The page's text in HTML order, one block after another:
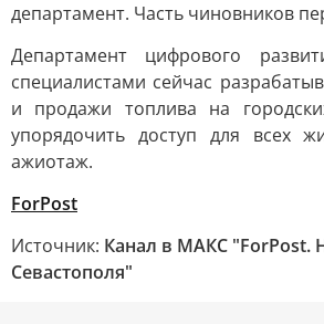
департамент. Часть чиновников
Департамент цифрового
специалистами сейчас
и продажи топлива на
упорядочить доступ для всех
ажиотаж.
ForPost
Источник: Канал в МАКС "ForPost.
Севастополя"